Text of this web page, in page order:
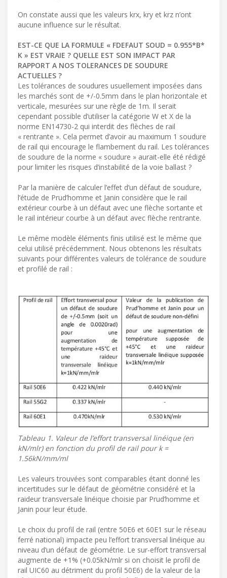
On constate aussi que les valeurs krx, kry et krz n’ont
aucune influence sur le résultat.
EST-CE QUE LA FORMULE « FDEFAUT SOUD = 0.955*Β*
K » EST VRAIE ? QUELLE EST SON IMPACT PAR
RAPPORT A NOS TOLERANCES DE SOUDURE
ACTUELLES ?
Les tolérances de soudures usuellement imposées dans
les marchés sont de +/-0.5mm dans le plan horizontale et
verticale, mesurées sur une règle de 1m. Il serait
cependant possible d’utiliser la catégorie W et X de la
norme EN14730-2 qui interdit des flèches de rail
« rentrante ». Cela permet d’avoir au maximum 1 soudure
de rail qui encourage le flambement du rail. Les tolérances
de soudure de la norme « soudure » aurait-elle été rédigé
pour limiter les risques d’instabilité de la voie ballast ?
Par la manière de calculer l’effet d’un défaut de soudure,
l’étude de Prud’homme et Janin considère que le rail
extérieur courbe à un défaut avec une flèche sortante et
le rail intérieur courbe à un défaut avec flèche rentrante.
Le même modèle éléments finis utilisé est le même que
celui utilisé précédemment. Nous obtenons les résultats
suivants pour différentes valeurs de tolérance de soudure
et profilé de rail :
Tableau 1. Valeur de l’effort transversal linéique (en
kN/mlr) en fonction du profil de rail pour k =
1.56kN/mm/ml
Les valeurs trouvées sont comparables étant donné les
incertitudes sur le défaut de géométrie considéré et la
raideur transversale linéique choisie par Prud’homme et
Janin pour leur étude.
Le choix du profil de rail (entre 50E6 et 60E1 sur le réseau
ferré national) impacte peu l’effort transversal linéique au
niveau d’un défaut de géométrie. Le sur-effort transversal
augmente de +1% (+0.05kN/mlr si on choisit le profil de
rail UIC60 au détriment du profil 50E6) de la valeur de la